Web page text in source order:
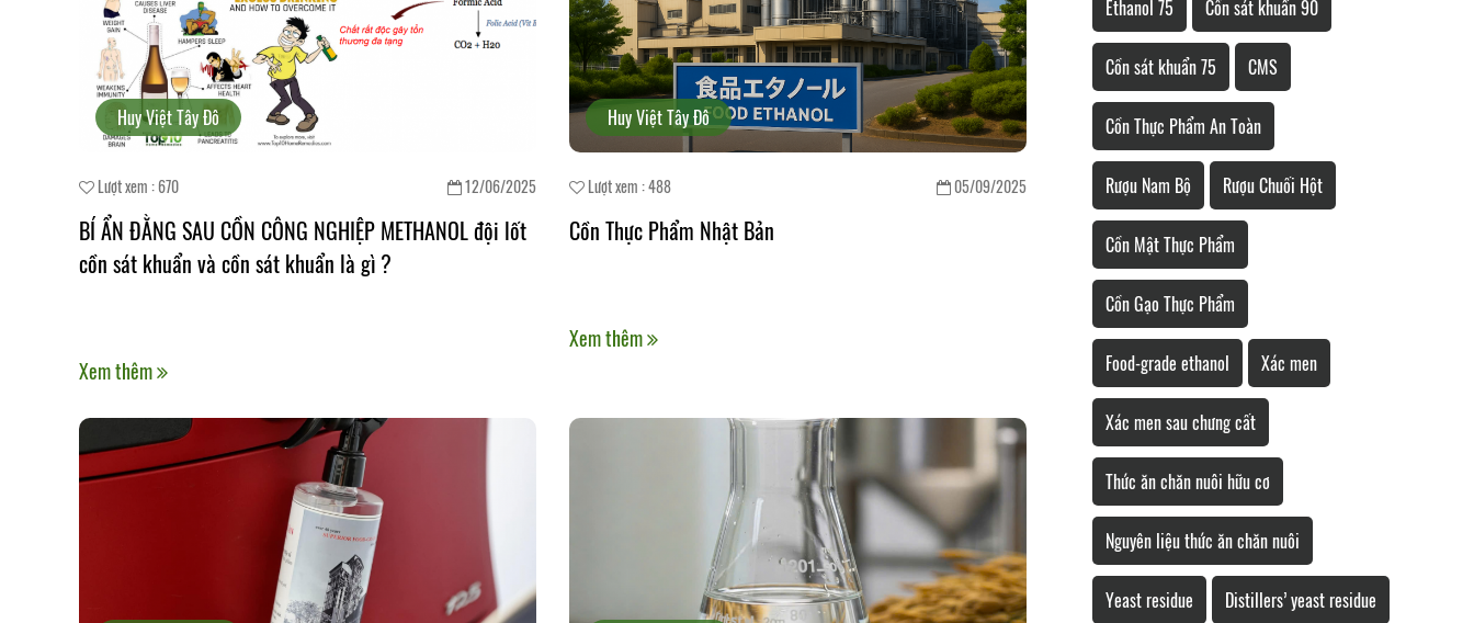
Huy Việt Tây Đô
Lượt xem : 670 12/06/2025
BÍ ẨN ĐẰNG SAU CỒN CÔNG NGHIỆP METHANOL đội lốt
cồn sát khuẩn và cồn sát khuẩn là gì ?
Xem thêm
Huy Việt Tây Đô
Lượt xem : 488 05/09/2025
Cồn Thực Phẩm Nhật Bản
Xem thêm
Ethanol 75 Cồn sát khuẩn 90
Cồn sát khuẩn 75 CMS
Cồn Thực Phẩm An Toàn
Rượu Nam Bộ Rượu Chuối Hột
Cồn Mật Thực Phẩm
Cồn Gạo Thực Phẩm
Food-grade ethanol Xác men
Xác men sau chưng cất
Thức ăn chăn nuôi hữu cơ
Nguyên liệu thức ăn chăn nuôi
Yeast residue Distillers’ yeast residue